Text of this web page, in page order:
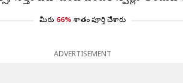
మీరు 66% శాతం పూర్తి చేశారు
ADVERTISEMENT